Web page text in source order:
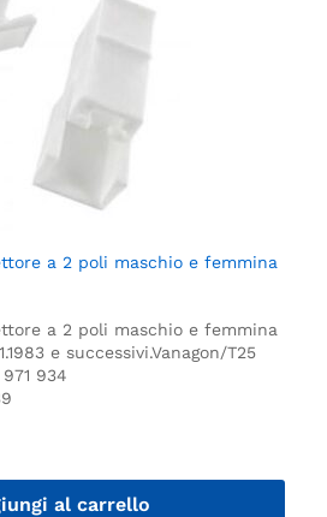
a 2 poli maschio e femmina
a 2 poli maschio e femmina
e successivi.Vanagon/T25
971 934
al carrello